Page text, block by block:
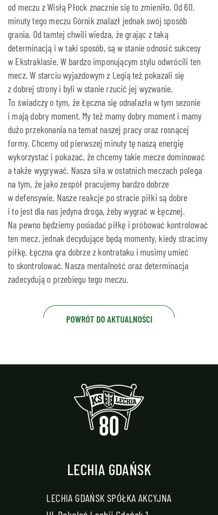
od meczu z Wisłą Płock znacznie się to zmieniło. Od 60.
minuty tego meczu Górnik znalazł jednak swój sposób
grania. Od tamtej chwili wiedza, że grając z taką
determinacją i w taki sposób, są w stanie odnosić sukcesy
w Ekstraklasie. W bardzo imponującym stylu odwrócili ten
mecz. W starciu wyjazdowym z Legią też pokazali się
z dobrej strony i byli w stanie rzucić jej wyzwanie.
To świadczy o tym, że Łęczna się odnalazła w tym sezonie
i mają dobry moment. My też mamy dobry moment i mamy
dużo przekonania na temat naszej pracy oraz rosnącej
formy. Chcemy od pierwszej minuty tę naszą energię
wykorzystać i pokazać, że chcemy takie mecze dominować
a także wygrywać. Nasza siła w ostatnich meczach polega
na tym, że jako zespół pracujemy bardzo dobrze
w defensywie. Nasze reakcje po stracie piłki są dobre
i to jest dla nas jedyna droga, żeby wygrać w Łęcznej.
Na pewno będziemy posiadać piłkę i próbować kontrolować
ten mecz, jednak decydujące będą momenty, kiedy stracimy
piłkę. Łęczna gra dobrze z kontrataku i musimy umieć
to skontrolować. Nasza mentalność oraz determinacja
zadecydują o przebiegu tego meczu.
POWRÓT DO AKTUALNOŚCI
LECHIA GDAŃSK
LECHIA GDAŃSK SPÓŁKA AKCYJNA